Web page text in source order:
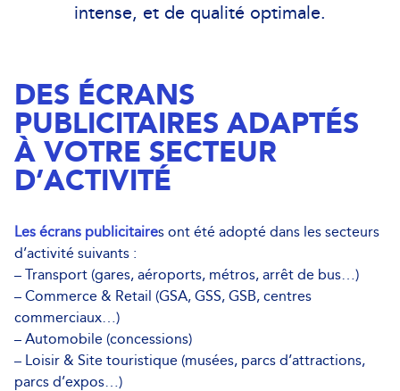
intense, et de qualité optimale.
DES ÉCRANS
PUBLICITAIRES ADAPTÉS
À VOTRE SECTEUR
D’ACTIVITÉ
Les écrans publicitaires ont été adopté dans les secteurs
d’activité suivants :
– Transport (gares, aéroports, métros, arrêt de bus…)
– Commerce & Retail (GSA, GSS, GSB, centres
commerciaux…)
– Automobile (concessions)
– Loisir & Site touristique (musées, parcs d’attractions,
parcs d’expos…)